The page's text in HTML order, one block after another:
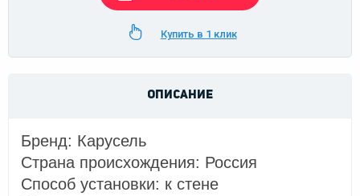
Купить в 1 клик
ОПИСАНИЕ
Бренд: Карусель
Страна происхождения: Россия
Способ установки: к стене